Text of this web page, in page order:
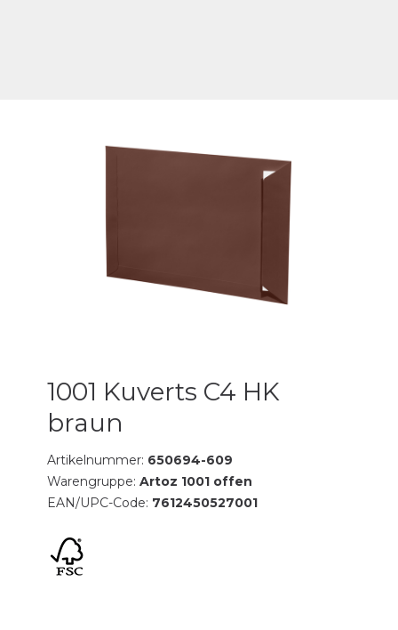
1001 Kuverts C4 HK
braun
Artikelnummer: 650694-609
Warengruppe:Artoz 1001 offen
EAN/UPC-Code: 7612450527001